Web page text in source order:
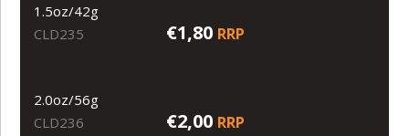
1.5oz/42g
CLD235
€1,80 RRP
2.0oz/56g
CLD236
€2,00 RRP